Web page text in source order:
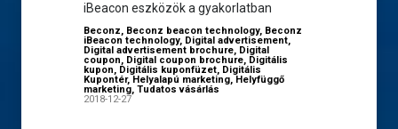
iBeacon eszközök a gyakorlatban
Beconz, Beconz beacon technology, Beconz
iBeacon technology, Digital advertisement,
Digital advertisement brochure, Digital
coupon, Digital coupon brochure, Digitális
kupon, Digitális kuponfüzet, Digitális
Kupontér, Helyalapú marketing, Helyfüggő
marketing, Tudatos vásárlás
2018-12-27